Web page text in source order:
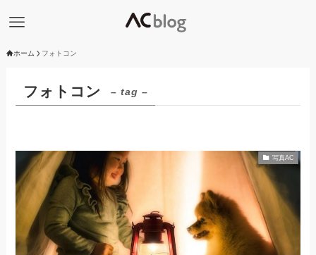
ホーム フォトコン
フォトコン – tag –
写真AC